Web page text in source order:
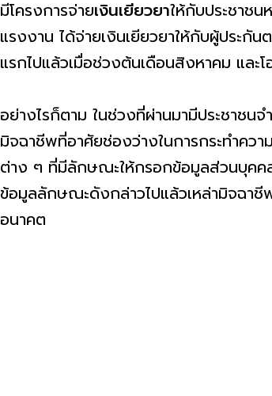
มีโครงการจ่ายเงินเยียวยาให้กับประชาช
แรงงาน ได้จ่ายเงินเยียวยาให้กับผู้ประ
แรกไปแล้วเมื่อช่วงต้นเดือนสิงหาคม แล
อย่างไรก็ตาม ในช่วงที่ผ่านมามีประชาชน
มิจฉาชีพที่อาศัยช่องว่างในการกระทำคว
ต่าง ๆ ที่มีลักษณะให้กรอกข้อมูลส่วนบุคคล
ข้อมูลลักษณะดังกล่าวไปแล้วเหล่ามิจฉาชีพ
อนาคต